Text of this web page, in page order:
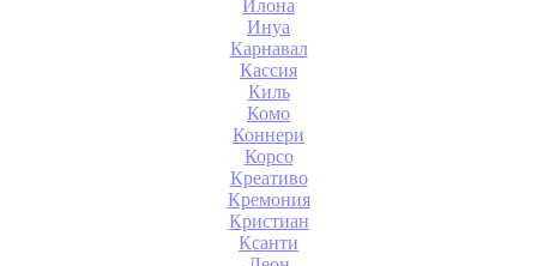
Илона
Инуа
Карнавал
Кассия
Киль
Комо
Коннери
Корсо
Креативо
Кремония
Кристиан
Ксанти